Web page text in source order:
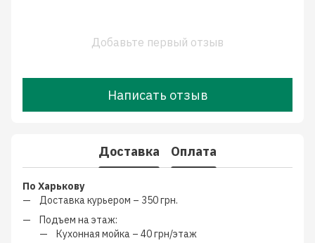
Добавьте первый отзыв
Написать отзыв
Доставка Оплата
По Харькову
Доставка курьером – 350 грн.
Подъем на этаж:
Кухонная мойка – 40 грн/этаж